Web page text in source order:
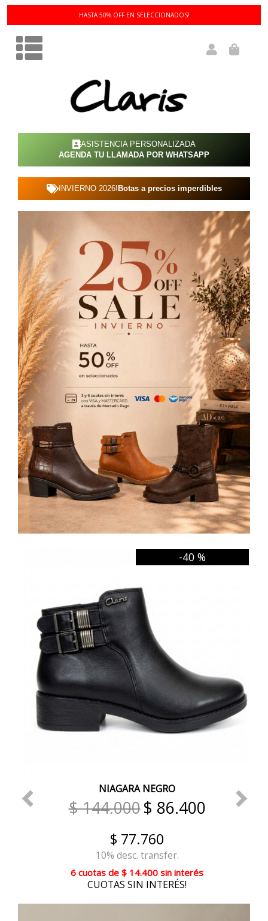
3 Y 6 CUOTAS SIN INTERÉS!
ASISTENCIA PERSONALIZADA
AGENDA TU LLAMADA POR WHATSAPP
INVIERNO 2026! Botas a precios imperdibles
-40 %
NIAGARA NEGRO
$ 144.000$ 86.400
$ 77.760
10% desc. transfer.
6 cuotas de $ 14.400 sin interés
CUOTAS SIN INTERÉS!